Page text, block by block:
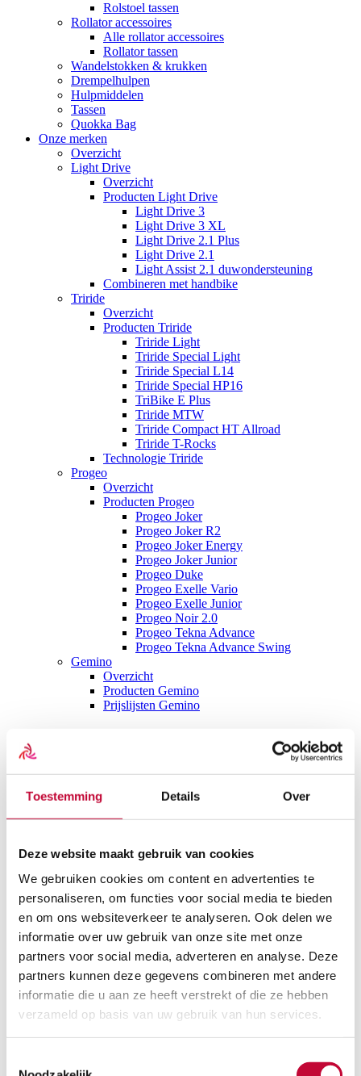
Toestemming Details Over
Deze website maakt gebruik van cookies
We gebruiken cookies om content en advertenties te
personaliseren, om functies voor social media te bieden
en om ons websiteverkeer te analyseren. Ook delen we
informatie over uw gebruik van onze site met onze
partners voor social media, adverteren en analyse. Deze
partners kunnen deze gegevens combineren met andere
informatie die u aan ze heeft verstrekt of die ze hebben
verzameld op basis van uw gebruik van hun services.
Rolstoel tassen
Rollator accessoires
Alle rollator accessoires
Rollator tassen
Wandelstokken & krukken
Drempelhulpen
Hulpmiddelen
Tassen
Quokka Bag
Onze merken
Overzicht
Light Drive
Overzicht
Producten Light Drive
Light Drive 3
Light Drive 3 XL
Light Drive 2.1 Plus
Light Drive 2.1
Light Assist 2.1 duwondersteuning
Combineren met handbike
Triride
Overzicht
Producten Triride
Triride Light
Triride Special Light
Triride Special L14
Triride Special HP16
TriBike E Plus
Triride MTW
Triride Compact HT Allroad
Triride T-Rocks
Technologie Triride
Progeo
Overzicht
Producten Progeo
Progeo Joker
Progeo Joker R2
Progeo Joker Energy
Progeo Joker Junior
Progeo Duke
Progeo Exelle Vario
Progeo Exelle Junior
Progeo Noir 2.0
Progeo Tekna Advance
Progeo Tekna Advance Swing
Gemino
Overzicht
Producten Gemino
Prijslijsten Gemino
Overzicht
Scootmobielen
Alle scootmobielen
Vaste Scootmobielen
Gebruikte scootmobielen
Scootmobiel huren
Scootmobiel accessoires
Alle scootmobiel accessoires
Beschermhoezen
Schootkleden
Scootmobiel tassen
Scootmobiel onderdelen
Alle scootmobiel onderdelen
Accu’s
Acculaders
Buitenbanden
Binnenbanden
Koolborstels